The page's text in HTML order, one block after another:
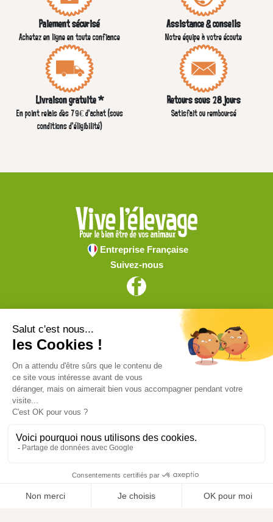
Paiement sécurisé
Achetez en ligne en toute confiance
Assistance & conseils
Notre équipe à votre écoute
Livraison gratuite *
En point relais dès 79€ d’achat (sous
conditions d'éligibilité)
Retours sous 28 jours
Satisfait ou remboursé
Entreprise Française
Suivez-nous
Vive l'élevage
Achat en ligne
Services
Aide & Conseils
© ViveLelevage 2026